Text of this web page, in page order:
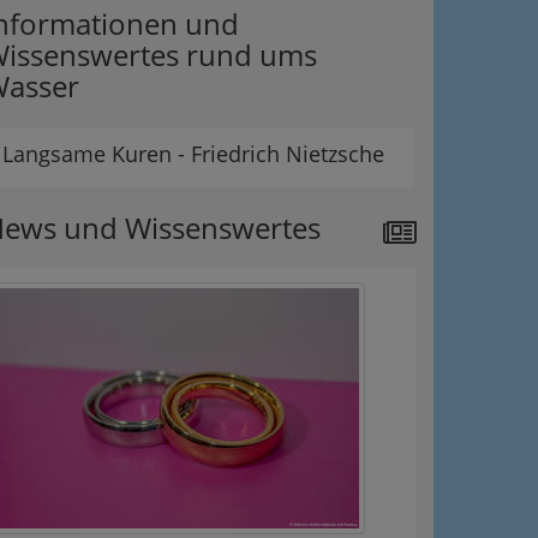
und
rund ums
Langsame Kuren - Friedrich Nietzsche
und Wissenswertes